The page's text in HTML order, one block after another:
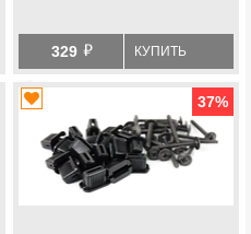
329 й КУПИТЬ
37%